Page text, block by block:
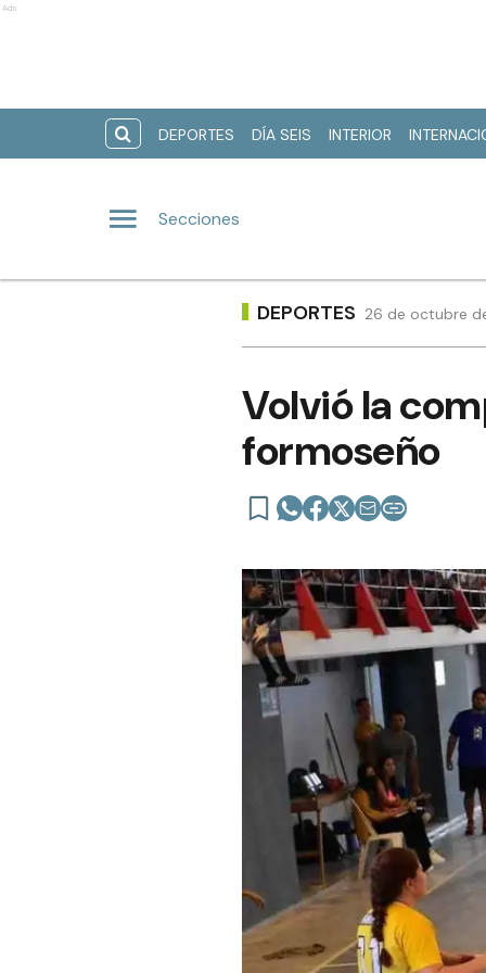
Ads
DEPORTES DÍA SEIS INTERIOR
Secciones
DEPORTES 26 de octubre
Volvió la
formoseño